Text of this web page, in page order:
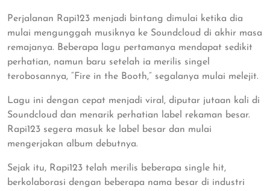
Perjalanan Rapi123 menjadi bintang dimulai ketika dia
mulai mengunggah musiknya ke Soundcloud di akhir masa
remajanya. Beberapa lagu pertamanya mendapat sedikit
perhatian, namun baru setelah ia merilis singel
terobosannya, “Fire in the Booth,” segalanya mulai melejit.
Lagu ini dengan cepat menjadi viral, diputar jutaan kali di
Soundcloud dan menarik perhatian label rekaman besar.
Rapi123 segera masuk ke label besar dan mulai
mengerjakan album debutnya.
Sejak itu, Rapi123 telah merilis beberapa single hit,
berkolaborasi dengan beberapa nama besar di industri